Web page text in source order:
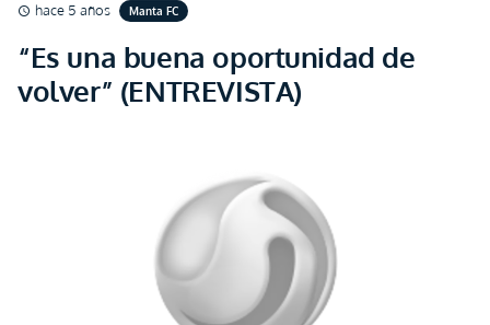
schedule hace 5 años Manta FC
“Es una buena oportunidad de
volver” (ENTREVISTA)